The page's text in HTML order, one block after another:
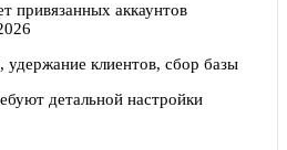
привязанных аккаунтов
клиентов, сбор базы
детальной настройки